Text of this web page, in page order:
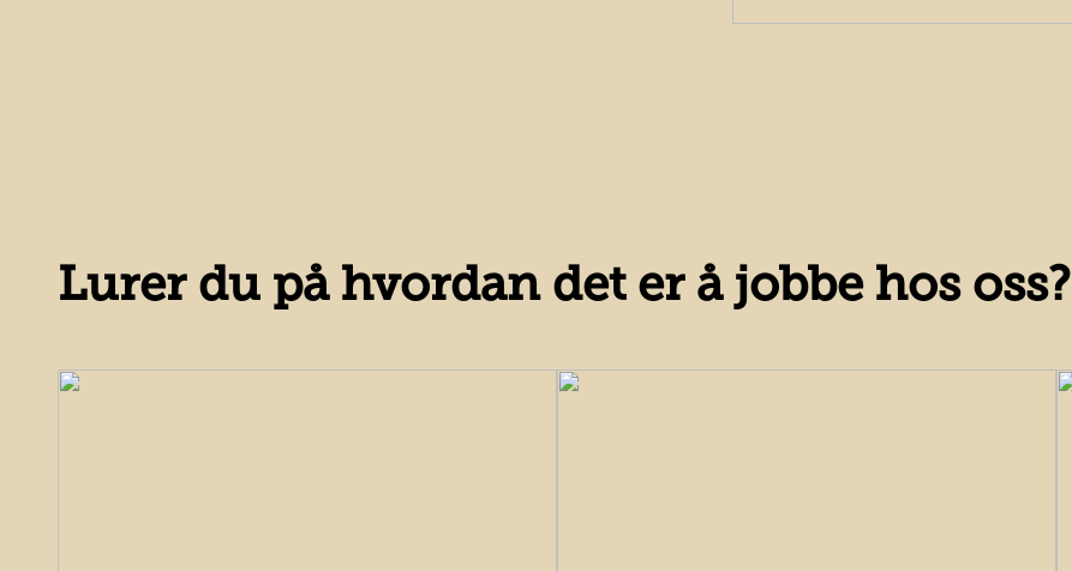
Lurer du på hvordan det er å jobbe hos oss?